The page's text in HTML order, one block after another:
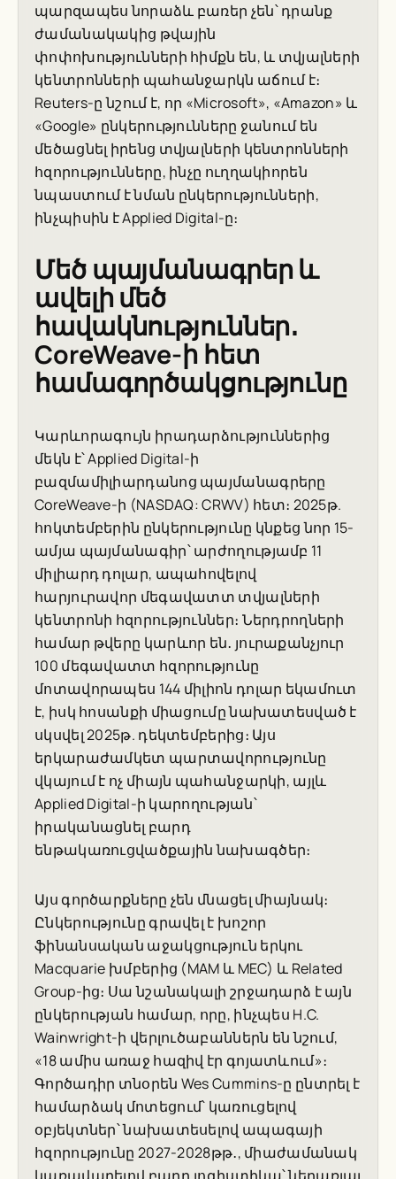
պարզապես նորաձև բառեր չեն՝ դրանք
ժամանակակից թվային
փոփոխությունների հիմքն են, և տվյալների
կենտրոնների պահանջարկն աճում է։
Reuters-ը նշում է, որ «Microsoft», «Amazon» և
«Google» ընկերությունները ջանում են
մեծացնել իրենց տվյալների կենտրոնների
հզորությունները, ինչը ուղղակիորեն
նպաստում է նման ընկերությունների,
ինչպիսին է Applied Digital-ը։
Մեծ պայմանագրեր և
ավելի մեծ
հավակնություններ․
CoreWeave-ի հետ
համագործակցությունը
Կարևորագույն իրադարձություններից
մեկն է՝ Applied Digital-ի
բազմամիլիարդանոց պայմանագրերը
CoreWeave-ի (NASDAQ: CRWV) հետ։ 2025թ.
հոկտեմբերին ընկերությունը կնքեց նոր 15-
ամյա պայմանագիր՝ արժողությամբ 11
միլիարդ դոլար, ապահովելով
հարյուրավոր մեգավատտ տվյալների
կենտրոնի հզորություններ։ Ներդրողների
համար թվերը կարևոր են․ յուրաքանչյուր
100 մեգավատտ հզորությունը
մոտավորապես 144 միլիոն դոլար եկամուտ
է, իսկ հոսանքի միացումը նախատեսված է
սկսվել 2025թ. դեկտեմբերից։ Այս
երկարաժամկետ պարտավորությունը
վկայում է ոչ միայն պահանջարկի, այլև
Applied Digital-ի կարողության՝
իրականացնել բարդ
ենթակառուցվածքային նախագծեր։
Այս գործարքները չեն մնացել միայնակ։
Ընկերությունը գրավել է խոշոր
ֆինանսական աջակցություն երկու
Macquarie խմբերից (MAM և MEC) և Related
Group-ից։ Սա նշանակալի շրջադարձ է այն
ընկերության համար, որը, ինչպես H.C.
Wainwright-ի վերլուծաբաններն են նշում,
«18 ամիս առաջ հազիվ էր գոյատևում»։
Գործադիր տնօրեն Wes Cummins-ը ընտրել է
համարձակ մոտեցում՝ կառուցելով
օբյեկտներ՝ նախատեսելով ապագայի
հզորությունը 2027-2028թթ․, միաժամանակ